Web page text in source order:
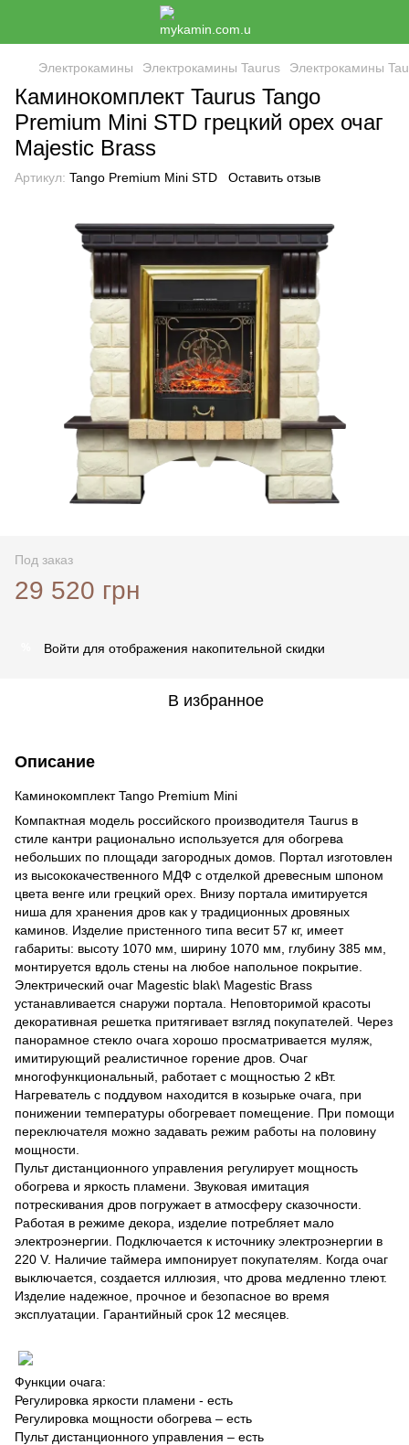
Электрокамины Электрокамины Taurus Электрокамины
Каминокомплект Taurus Tango
Premium Mini STD грецкий орех очаг
Majestic Brass
Артикул: Tango Premium Mini STD Оставить отзыв
Под заказ
29 520 грн
Войти для отображения накопительной скидки
В избранное
Описание
Каминокомплект Tango Premium Mini
Компактная модель российского производителя Taurus в
стиле кантри рационально используется для обогрева
небольших по площади загородных домов. Портал изготовлен
из высококачественного МДФ с отделкой древесным шпоном
цвета венге или грецкий орех. Внизу портала имитируется
ниша для хранения дров как у традиционных дровяных
каминов. Изделие пристенного типа весит 57 кг, имеет
габариты: высоту 1070 мм, ширину 1070 мм, глубину 385 мм,
монтируется вдоль стены на любое напольное покрытие.
Электрический очаг Magestic blak\ Magestic Brass
устанавливается снаружи портала. Неповторимой красоты
декоративная решетка притягивает взгляд покупателей. Через
панорамное стекло очага хорошо просматривается муляж,
имитирующий реалистичное горение дров. Очаг
многофункциональный, работает с мощностью 2 кВт.
Нагреватель с поддувом находится в козырьке очага, при
понижении температуры обогревает помещение. При помощи
переключателя можно задавать режим работы на половину
мощности.
Пульт дистанционного управления регулирует мощность
обогрева и яркость пламени. Звуковая имитация
потрескивания дров погружает в атмосферу сказочности.
Работая в режиме декора, изделие потребляет мало
электроэнергии. Подключается к источнику электроэнергии в
220 V. Наличие таймера импонирует покупателям. Когда очаг
выключается, создается иллюзия, что дрова медленно тлеют.
Изделие надежное, прочное и безопасное во время
эксплуатации. Гарантийный срок 12 месяцев.
Функции очага:
Регулировка яркости пламени - есть
Регулировка мощности обогрева – есть
Пульт дистанционного управления – есть